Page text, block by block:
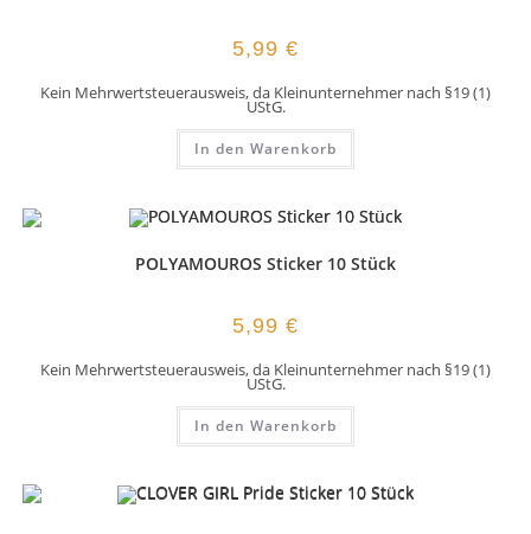
5,99 €
Kein Mehrwertsteuerausweis, da Kleinunternehmer nach §19 (1)
UStG.
In den Warenkorb
POLYAMOUROS Sticker 10 Stück
5,99 €
Kein Mehrwertsteuerausweis, da Kleinunternehmer nach §19 (1)
UStG.
In den Warenkorb